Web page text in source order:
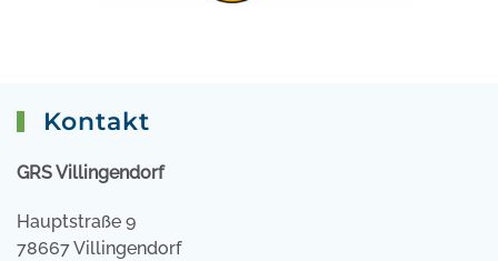
Kontakt
GRS Villingendorf
Hauptstraße 9
78667 Villingendorf